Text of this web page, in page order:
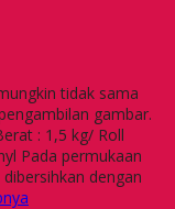
tidak sama
gambar.
: 1,5 kg/ Roll
Pada permukaan
dengan